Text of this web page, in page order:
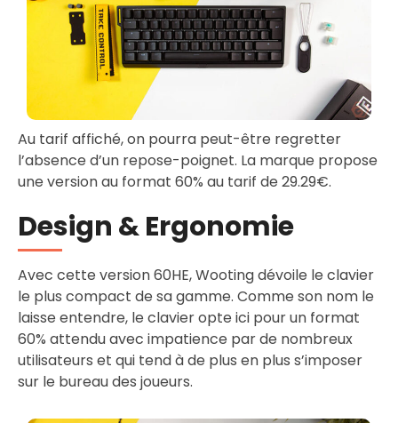
Au tarif affiché, on pourra peut-être regretter
l’absence d’un repose-poignet. La marque propose
une version au format 60% au tarif de 29.29€.
Design & Ergonomie
Avec cette version 60HE, Wooting dévoile le clavier
le plus compact de sa gamme. Comme son nom le
laisse entendre, le clavier opte ici pour un format
60% attendu avec impatience par de nombreux
utilisateurs et qui tend à de plus en plus s’imposer
sur le bureau des joueurs.